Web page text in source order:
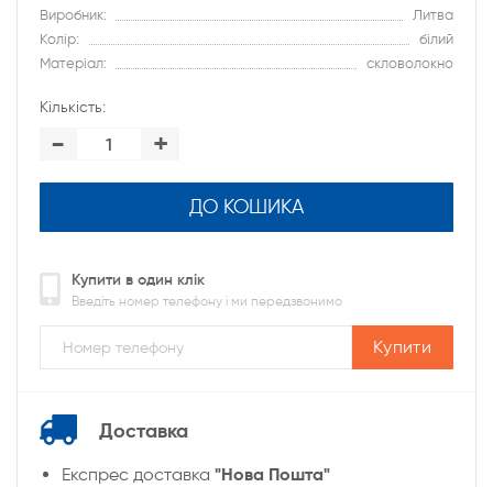
Виробник:
Литва
Колір:
білий
Матеріал:
скловолокно
Кількість:
- +
ДО КОШИКА
Купити в один клік
Введіть номер телефону і ми передзвонимо
Купити
Доставка
Експрес доставка "Нова Пошта"